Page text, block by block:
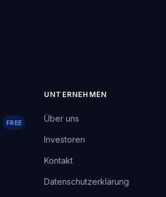
FREE
UNTERNEHMEN
Über uns
Investoren
Kontakt
Datenschutzerklärung